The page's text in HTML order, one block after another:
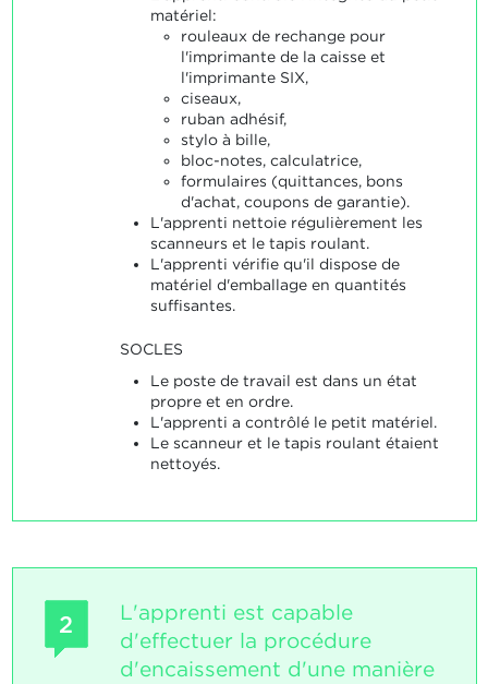
matériel:
rouleaux de rechange pour
l'imprimante de la caisse et
l'imprimante SIX,
ciseaux,
ruban adhésif,
stylo à bille,
bloc-notes, calculatrice,
formulaires (quittances, bons
d'achat, coupons de garantie).
L'apprenti nettoie régulièrement les
scanneurs et le tapis roulant.
L'apprenti vérifie qu'il dispose de
matériel d'emballage en quantités
suffisantes.
SOCLES
Le poste de travail est dans un état
propre et en ordre.
L'apprenti a contrôlé le petit matériel.
Le scanneur et le tapis roulant étaient
nettoyés.
2
L'apprenti est capable
d'effectuer la procédure
d'encaissement d'une manière